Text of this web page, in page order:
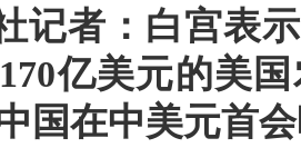
记者：白宫表
亿美元的美
国在中美元首